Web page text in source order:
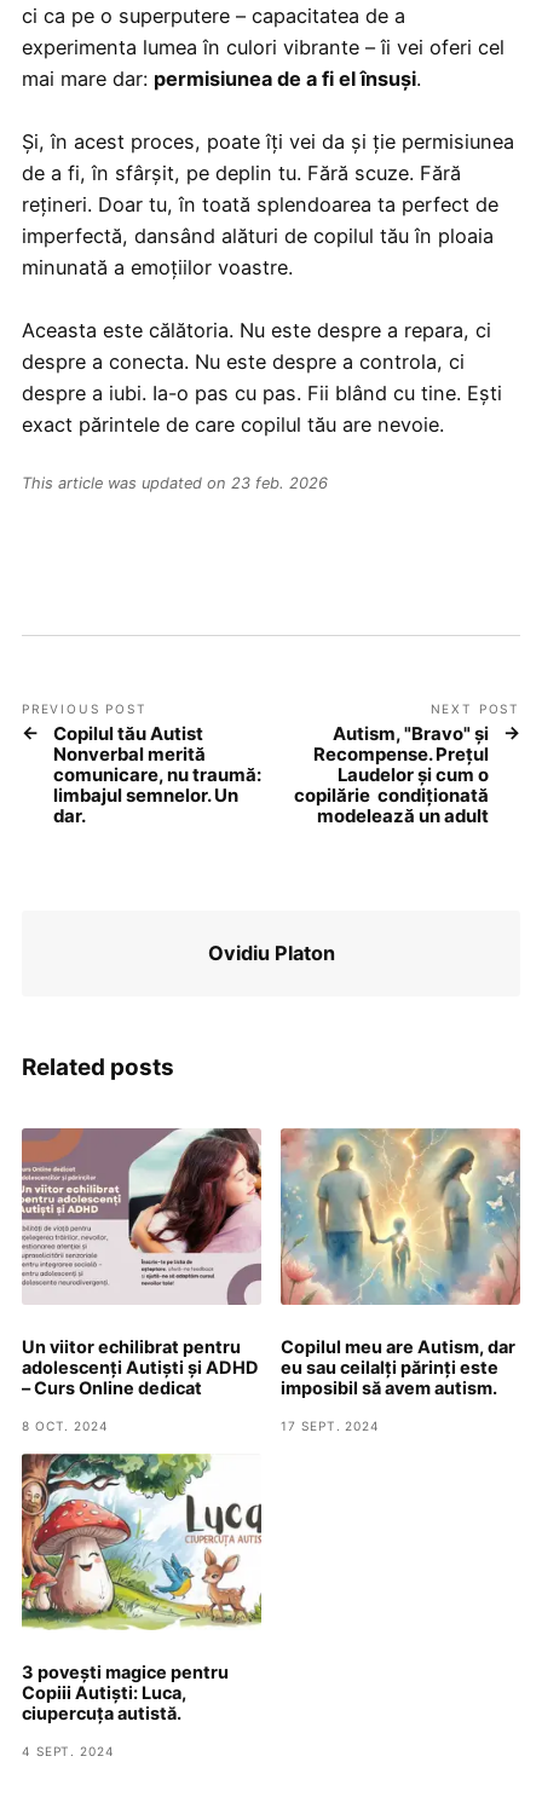
ci ca pe o superputere – capacitatea de a
experimenta lumea în culori vibrante – îi vei oferi cel
mai mare dar: permisiunea de a fi el însuși.
Și, în acest proces, poate îți vei da și ție permisiunea
de a fi, în sfârșit, pe deplin tu. Fără scuze. Fără
rețineri. Doar tu, în toată splendoarea ta perfect de
imperfectă, dansând alături de copilul tău în ploaia
minunată a emoțiilor voastre.
Aceasta este călătoria. Nu este despre a repara, ci
despre a conecta. Nu este despre a controla, ci
despre a iubi. Ia-o pas cu pas. Fii blând cu tine. Ești
exact părintele de care copilul tău are nevoie.
This article was updated on 23 feb. 2026
PREVIOUS POST
Copilul tău Autist
Nonverbal merită
comunicare, nu traumă:
limbajul semnelor. Un
dar.
NEXT POST
Autism, "Bravo" și
Recompense. Prețul
Laudelor și cum o
copilărie condiționată
modelează un adult
Ovidiu Platon
Related posts
Un viitor echilibrat pentru
adolescenți Autiști și ADHD
– Curs Online dedicat
8 OCT. 2024
Copilul meu are Autism, dar
eu sau ceilalți părinți este
imposibil să avem autism.
17 SEPT. 2024
3 povești magice pentru
Copiii Autiști: Luca,
ciupercuța autistă.
4 SEPT. 2024